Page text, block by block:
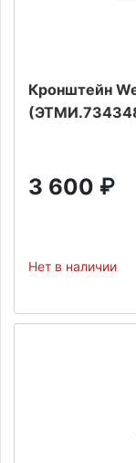
Кронштейн
3 600 ₽
Нет в наличии